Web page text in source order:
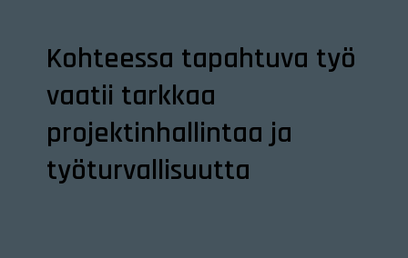
Kohteessa tapahtuva työ
vaatii tarkkaa
projektinhallintaa ja
työturvallisuutta